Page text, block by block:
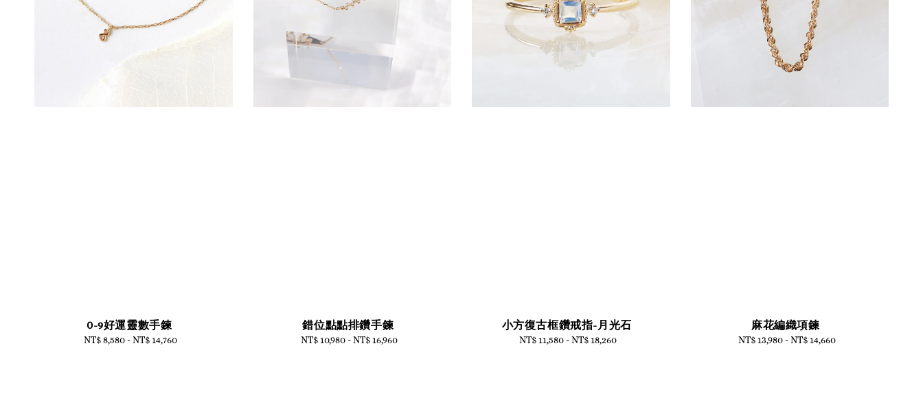
0-9好運靈數手鍊
Regular
NT$ 8,580 -NT$ 14,760
錯位點點排鑽手鍊
Regular
NT$ 10,980 -NT$ 16,960
小方復古框鑽戒指-月光石
Regular
NT$ 11,580 -NT$ 18,260
麻花編織項鍊
Regular
NT$ 13,980-NT$ 14,660